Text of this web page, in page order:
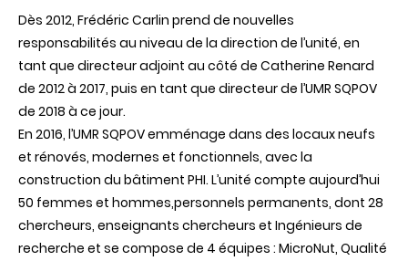
Dès 2012, Frédéric Carlin prend de nouvelles
responsabilités au niveau de la direction de l’unité, en
tant que directeur adjoint au côté de Catherine Renard
de 2012 à 2017, puis en tant que directeur de l’UMR SQPOV
de 2018 à ce jour.
En 2016, l’UMR SQPOV emménage dans des locaux neufs
et rénovés, modernes et fonctionnels, avec la
construction du bâtiment PHI. L’unité compte aujourd’hui
50 femmes et hommes,personnels permanents, dont 28
chercheurs, enseignants chercheurs et Ingénieurs de
recherche et se compose de 4 équipes : MicroNut, Qualité